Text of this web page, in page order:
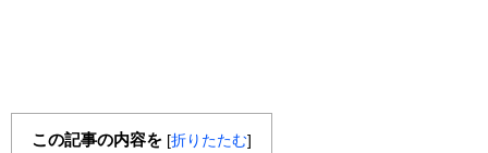
この記事の内容を [折りたたむ]